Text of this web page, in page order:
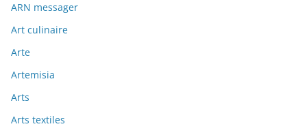
ARN messager
Art culinaire
Arte
Artemisia
Arts
Arts textiles